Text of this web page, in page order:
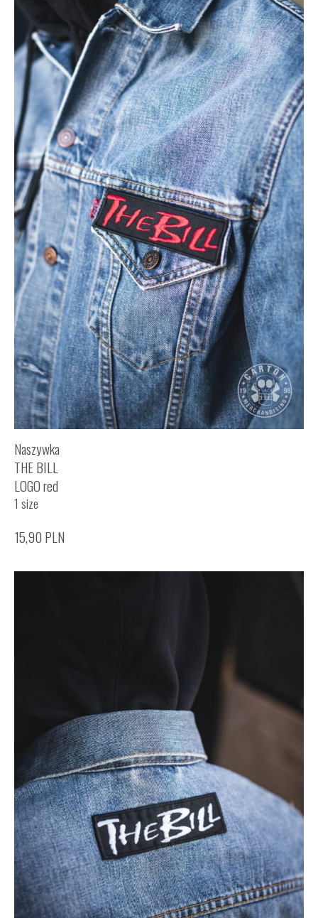
Naszywka
THE BILL
LOGO red
1 size
15,90 PLN